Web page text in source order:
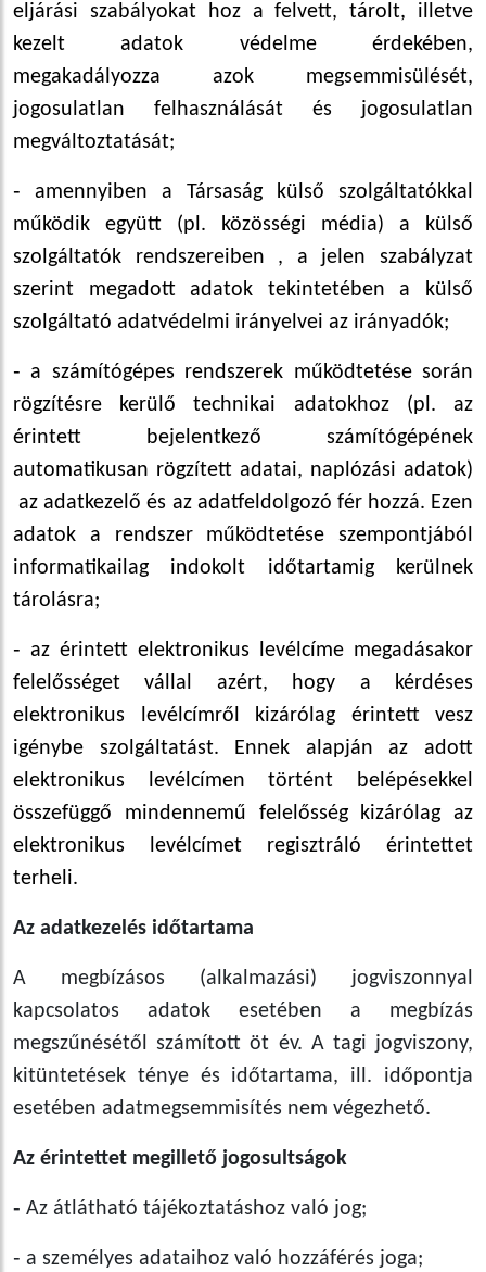
eljárási szabályokat hoz a felvett, tárolt, illetve
kezelt adatok védelme érdekében,
megakadályozza azok megsemmisülését,
jogosulatlan felhasználását és jogosulatlan
megváltoztatását;
‑ amennyiben a Társaság külső szolgáltatókkal
működik együtt (pl. közösségi média) a külső
szolgáltatók rendszereiben , a jelen szabályzat
szerint megadott adatok tekintetében a külső
szolgáltató adatvédelmi irányelvei az irányadók;
‑ a számítógépes rendszerek működtetése során
rögzítésre kerülő technikai adatokhoz (pl. az
érintett bejelentkező számítógépének
automatikusan rögzített adatai, naplózási adatok)
az adatkezelő és az adatfeldolgozó fér hozzá. Ezen
adatok a rendszer működtetése szempontjából
informatikailag indokolt időtartamig kerülnek
tárolásra;
‑ az érintett elektronikus levélcíme megadásakor
felelősséget vállal azért, hogy a kérdéses
elektronikus levélcímről kizárólag érintett vesz
igénybe szolgáltatást. Ennek alapján az adott
elektronikus levélcímentörtént belépésekkel
összefüggő mindennemű felelősség kizárólag az
elektronikus levélcímet regisztráló érintettet
terheli.
Az adatkezelés időtartama
A megbízásos (alkalmazási) jogviszonnyal
kapcsolatos adatok esetében a megbízás
megszűnésétől számított öt év. A tagi jogviszony,
kitüntetések ténye és időtartama, ill. időpontja
esetében adatmegsemmisítés nem végezhető.
Az érintettet megillető jogosultságok
‑ Az átlátható tájékoztatáshoz való jog;
‑ a személyes adataihoz való hozzáférés joga;